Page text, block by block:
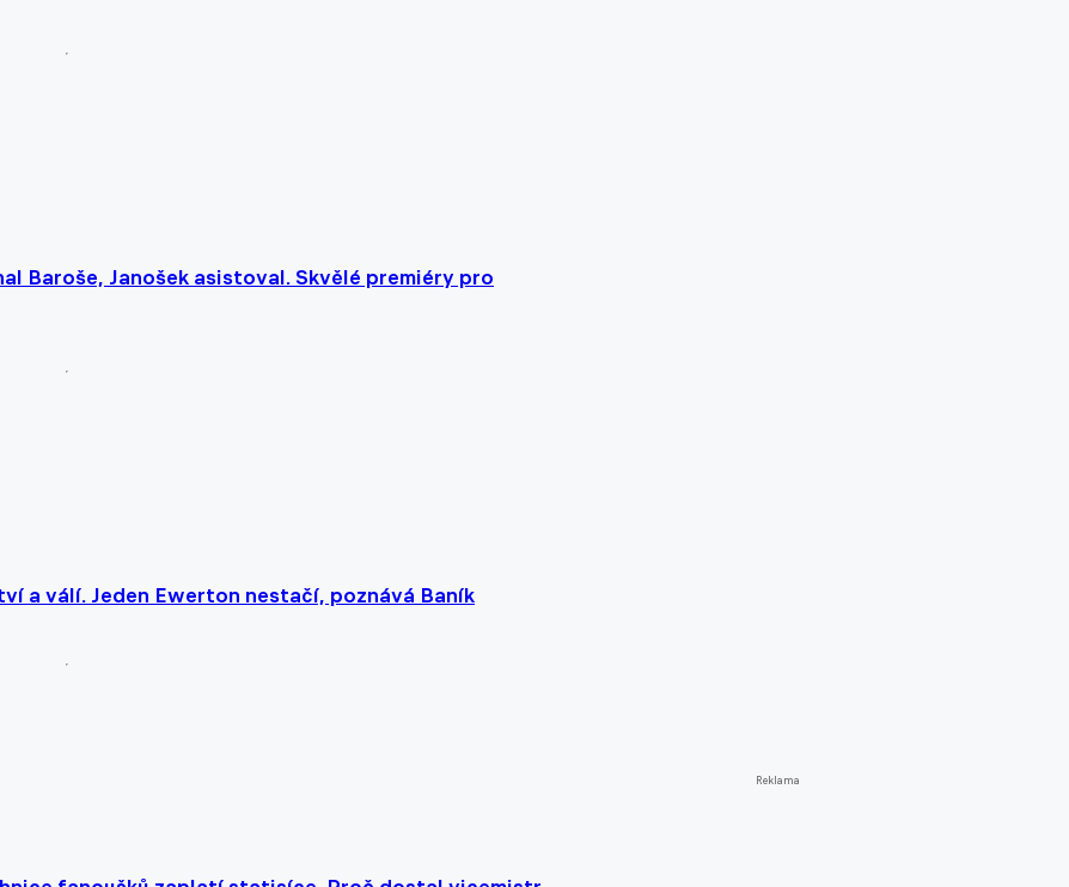
Baroše, Janošek asistoval. Skvělé premiéry pro
a válí. Jeden Ewerton nestačí, poznává Baník
Reklama